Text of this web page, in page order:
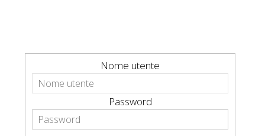
Nome utente
Password